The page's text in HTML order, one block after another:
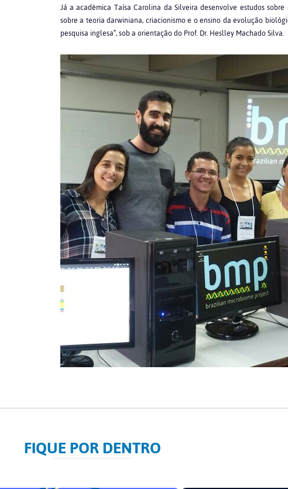
Já a acadêmica Taísa Carolina da Silveira desenvolve estudos
sobre a teoria darwiniana, criacionismo e o ensino da evolução
pesquisa inglesa”, sob a orientação do Prof. Dr. Heslley Machado Silva.
FIQUE POR DENTRO